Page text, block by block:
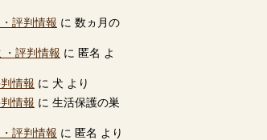
評判情報 に 数ヵ月の
・評判情報 に 匿名 よ
情報 に 犬 より
情報 に 生活保護の巣
評判情報 に 匿名 より